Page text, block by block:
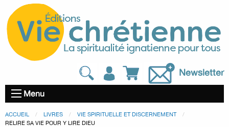
Newsletter
Menu
ACCUEIL LIVRES
VIE SPIRITUELLE ET DISCERNEMENT
RELIRE SA VIE POUR Y LIRE DIEU